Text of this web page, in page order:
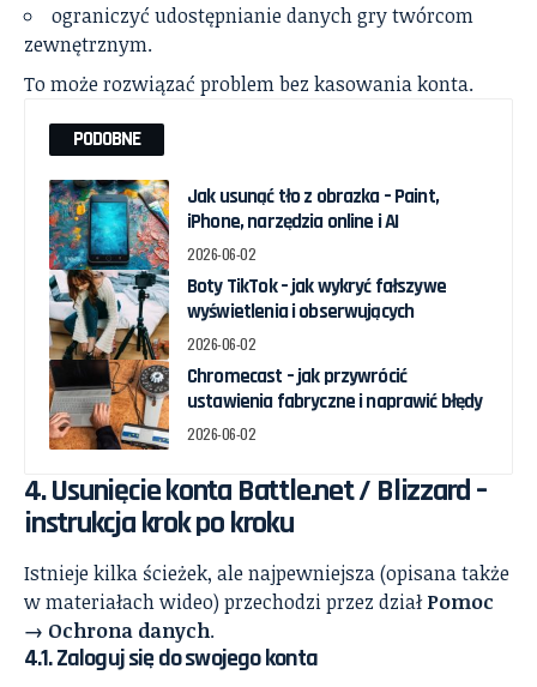
ograniczyć udostępnianie danych gry twórcom
zewnętrznym.
To może rozwiązać problem bez kasowania konta.
PODOBNE
Jak usunąć tło z obrazka – Paint,
iPhone, narzędzia online i AI
2026-06-02
Boty TikTok – jak wykryć fałszywe
wyświetlenia i obserwujących
2026-06-02
Chromecast – jak przywrócić
ustawienia fabryczne i naprawić błędy
2026-06-02
4. Usunięcie konta Battle.net / Blizzard –
instrukcja krok po kroku
Istnieje kilka ścieżek, ale najpewniejsza (opisana także
w materiałach wideo) przechodzi przez działPomoc
→ Ochrona danych.
4.1. Zaloguj się do swojego konta